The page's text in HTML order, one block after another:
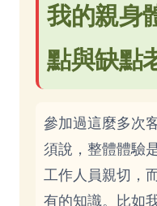
我的親身
點與缺點
參加過這麼多次
須說，整體體驗
工作人員親切，
有的知識。比如